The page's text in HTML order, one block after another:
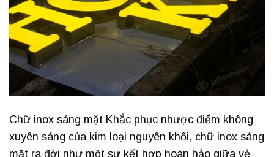
Chữ inox sáng mặt Khắc phục nhược điểm không
xuyên sáng của kim loại nguyên khối, chữ inox sáng
mặt ra đời như một sự kết hợp hoàn hảo giữa vẻ